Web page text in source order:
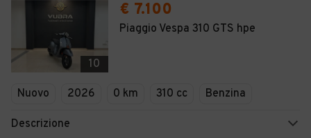
10
€ 7.100
Piaggio Vespa 310 GTS hpe
Nuovo 2026 0 km 310 cc Benzina
Descrizione